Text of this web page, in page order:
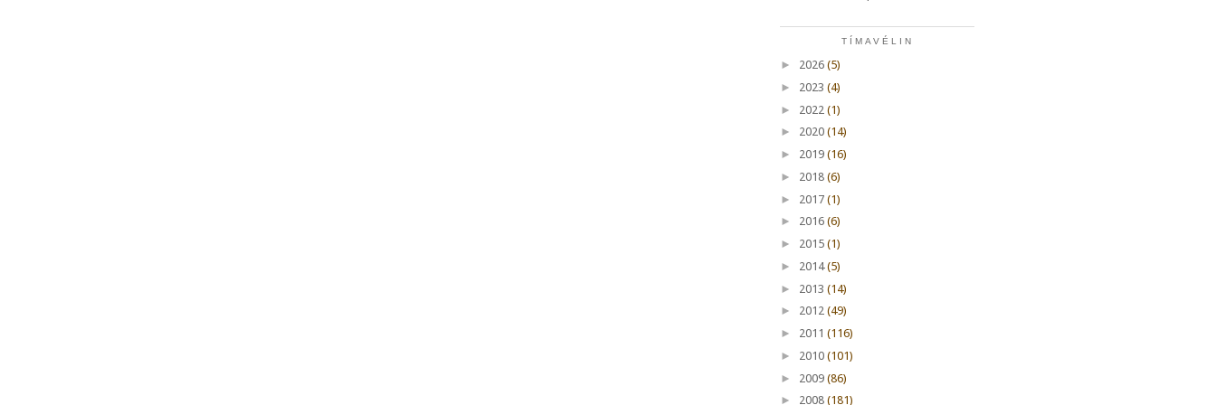
TÍMAVÉLIN
► 2026 (5)
► 2023 (4)
► 2022 (1)
► 2020 (14)
► 2019 (16)
► 2018 (6)
► 2017 (1)
► 2016 (6)
► 2015 (1)
► 2014 (5)
► 2013 (14)
► 2012 (49)
► 2011 (116)
► 2010 (101)
► 2009 (86)
► 2008 (181)